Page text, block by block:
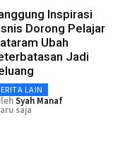
Inspirasi
Dorong Pelajar
Ubah
Jadi
LAIN
Syah Manaf
saja